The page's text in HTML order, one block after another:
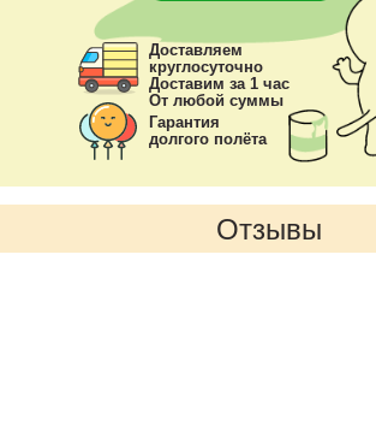
Доставляем
круглосуточно
Доставим за 1 час
От любой суммы
Гарантия
долгого полёта
Отзывы